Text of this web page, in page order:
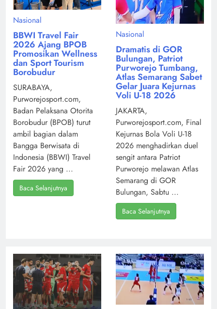
Nasional
BBWI Travel Fair
2026 Ajang BPOB
Promosikan Wellness
dan Sport Tourism
Borobudur
SURABAYA,
Purworejosport.com,
Badan Pelaksana Otorita
Borobudur (BPOB) turut
ambil bagian dalam
Bangga Berwisata di
Indonesia (BBWI) Travel
Fair 2026 yang ...
Baca Selanjutnya
Nasional
Dramatis di GOR
Bulungan, Patriot
Purworejo Tumbang,
Atlas Semarang Sabet
Gelar Juara Kejurnas
Voli U-18 2026
JAKARTA,
Purworejosport.com, Final
Kejurnas Bola Voli U-18
2026 menghadirkan duel
sengit antara Patriot
Purworejo melawan Atlas
Semarang di GOR
Bulungan, Sabtu ...
Baca Selanjutnya